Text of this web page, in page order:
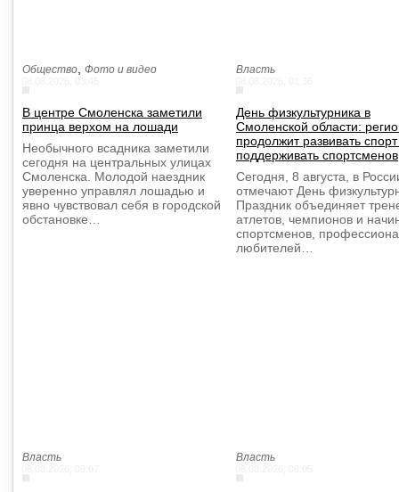
Общество Фото и видео
В центре Смоленска заметили
принца верхом на лошади
Необычного всадника заметили
сегодня на центральных улицах
Смоленска. Молодой наездник
уверенно управлял лошадью и
явно чувствовал себя в городской
обстановке…
Власть
День физкультурника в
Смоленской области:
продолжит развивать
поддерживать спортсменов
Сегодня, 8 августа, в
отмечают День
Праздник объединяет
атлетов, чемпионов и
спортсменов,
любителей…
Власть Власть